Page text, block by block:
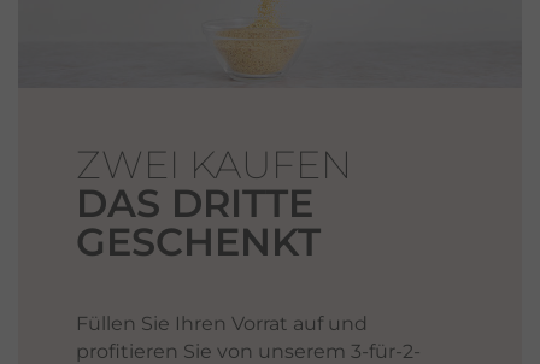
ZWEI KAUFEN
DAS DRITTE
GESCHENKT
Füllen Sie Ihren Vorrat auf und
profitieren Sie von unserem 3-für-2-